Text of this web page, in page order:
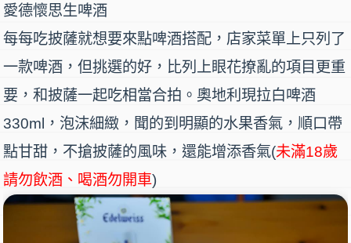
愛德懷思生啤酒
每每吃披薩就想要來點啤酒搭配，店家菜單上只列了
一款啤酒，但挑選的好，比列上眼花撩亂的項目更重
要，和披薩一起吃相當合拍。奧地利現拉白啤酒
330ml，泡沫細緻，聞的到明顯的水果香氣，順口帶
點甘甜，不搶披薩的風味，還能增添香氣(未滿18歲
請勿飲酒、喝酒勿開車)